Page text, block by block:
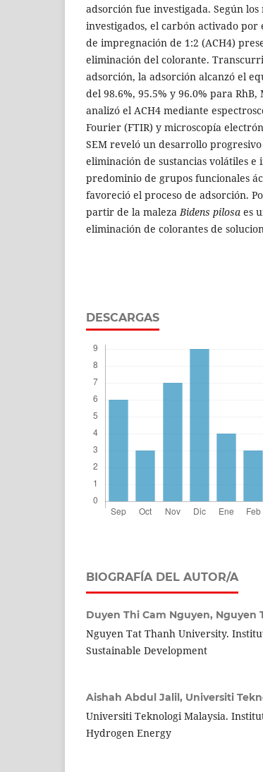
adsorción fue investigada. Según
investigados, el carbón activado por
de impregnación de 1:2 (ACH4)
eliminación del colorante.
adsorción, la adsorción alcanzó el
del 98.6%, 95.5% y 96.0% para
analizó el ACH4 mediante
Fourier (FTIR) y microscopía
SEM reveló un desarrollo
eliminación de sustancias volátiles e
predominio de grupos funcionales
favoreció el proceso de adsorción.
partir de la malezaBidens pilosa es
eliminación de colorantes de
DESCARGAS
BIOGRAFÍA DEL AUTOR/A
Duyen Thi Cam Nguyen, Nguyen
Nguyen Tat Thanh University.
Sustainable Development
Aishah Abdul Jalil, Universiti
Universiti Teknologi Malaysia.
Hydrogen Energy